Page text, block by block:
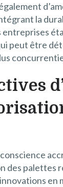
la
entreprises
peut être
conscience
des palettes
en